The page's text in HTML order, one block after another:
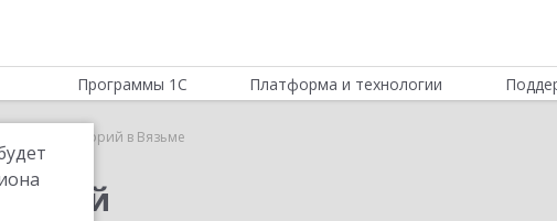
Программы 1С Платформа и технологии
1С:Лекторий в Вязьме